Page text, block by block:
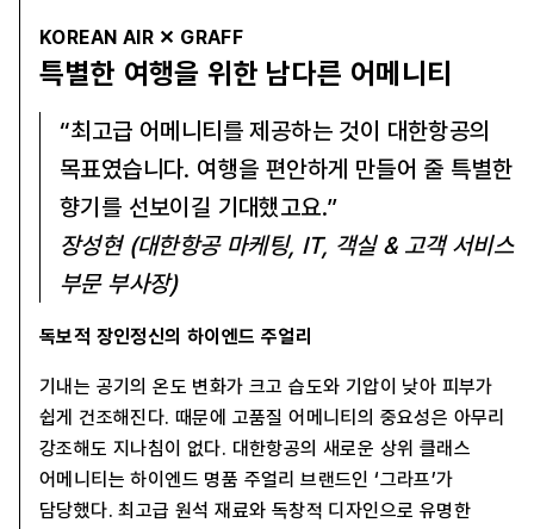
KOREAN AIR ✕ GRAFF
특별한 여행을 위한 남다른 어메니티
“최고급 어메니티를 제공하는 것이 대한항공의
목표였습니다. 여행을 편안하게 만들어 줄 특별한
향기를 선보이길 기대했고요.”
장성현 (대한항공 마케팅, IT, 객실 & 고객 서비스
부문 부사장)
독보적 장인정신의 하이엔드 주얼리
기내는 공기의 온도 변화가 크고 습도와 기압이 낮아 피부가
쉽게 건조해진다. 때문에 고품질 어메니티의 중요성은 아무리
강조해도 지나침이 없다. 대한항공의 새로운 상위 클래스
어메니티는 하이엔드 명품 주얼리 브랜드인 ‘그라프’가
담당했다. 최고급 원석 재료와 독창적 디자인으로 유명한